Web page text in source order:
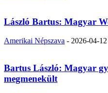
László Bartus: Magyar
Amerikai Népszava - 2026-04-12
Bartus László: Magyar
megmenekült